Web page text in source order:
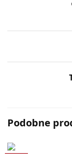
Podobne